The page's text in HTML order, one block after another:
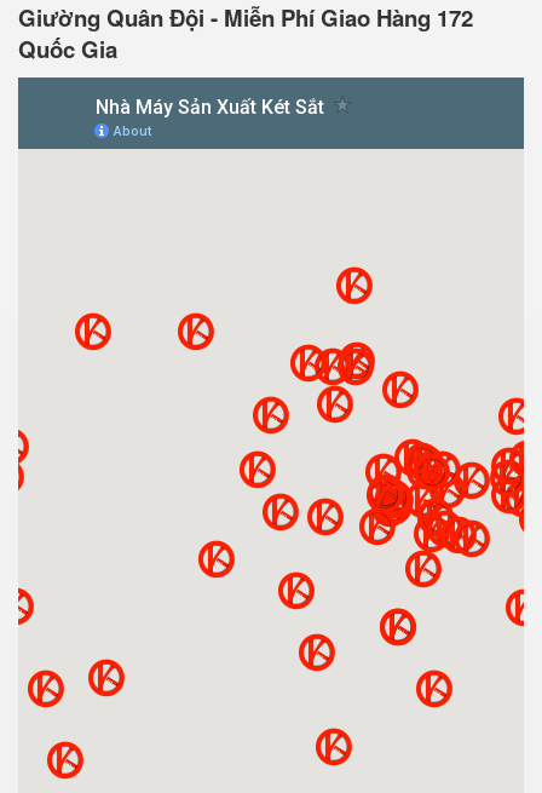
Giường Quân Đội - Miễn Phí Giao Hàng 172
Quốc Gia